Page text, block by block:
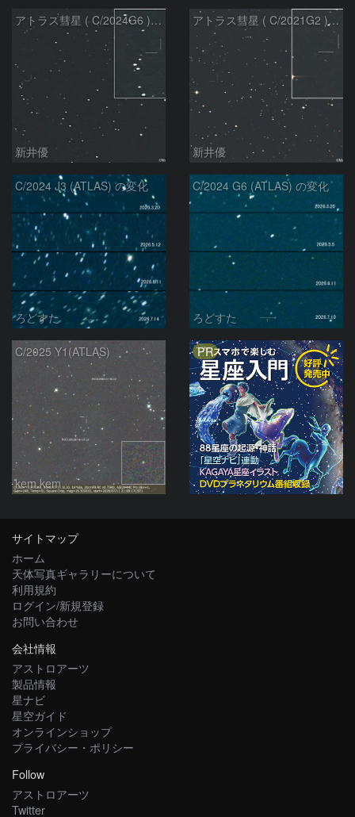
アトラス彗星 ( C/2024G6 )：2026/07/08
新井優
アトラス彗星 ( C/2021G2 )：2026/07/08
新井優
C/2024 J3 (ATLAS) の変化
ろどすた
C/2024 G6 (ATLAS) の変化
ろどすた
C/2025 Y1(ATLAS)
kem.kem
PR
サイトマップ
ホーム
天体写真ギャラリーについて
利用規約
ログイン/新規登録
お問い合わせ
会社情報
アストロアーツ
製品情報
星ナビ
星空ガイド
オンラインショップ
プライバシー・ポリシー
Follow
アストロアーツ
Twitter